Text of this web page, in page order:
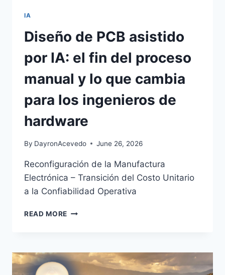
IA
Diseño de PCB asistido
por IA: el fin del proceso
manual y lo que cambia
para los ingenieros de
hardware
By DayronAcevedo June 26, 2026
Reconfiguración de la Manufactura
Electrónica – Transición del Costo Unitario
a la Confiabilidad Operativa
READ MORE